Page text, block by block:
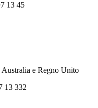
13 45
e Regno Unito
13 332